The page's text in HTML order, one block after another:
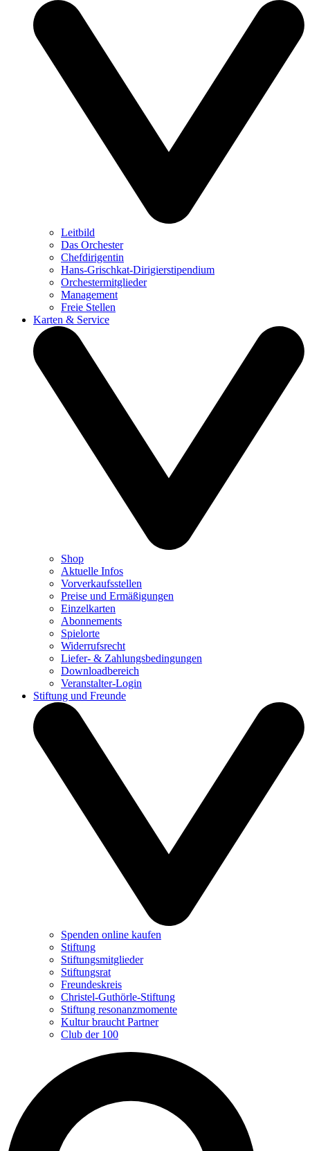
Leitbild
Das Orchester
Chefdirigentin
Hans-Grischkat-Dirigierstipendium
Orchestermitglieder
Management
Freie Stellen
Karten & Service
Shop
Aktuelle Infos
Vorverkaufsstellen
Preise und Ermäßigungen
Einzelkarten
Abonnements
Spielorte
Widerrufsrecht
Liefer- & Zahlungsbedingungen
Downloadbereich
Veranstalter-Login
Stiftung und Freunde
Spenden online kaufen
Stiftung
Stiftungsmitglieder
Stiftungsrat
Freundeskreis
Christel-Guthörle-Stiftung
Stiftung resonanzmomente
Kultur braucht Partner
Club der 100